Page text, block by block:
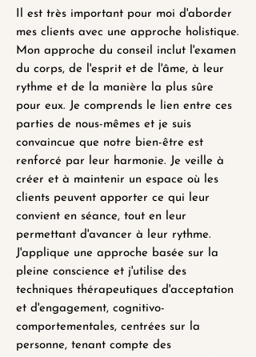
Il est très important pour moi d'aborder
mes clients avec une approche holistique.
Mon approche du conseil inclut l'examen
du corps, de l'esprit et de l'âme, à leur
rythme et de la manière la plus sûre
pour eux. Je comprends le lien entre ces
parties de nous-mêmes et je suis
convaincue que notre bien-être est
renforcé par leur harmonie. Je veille à
créer et à maintenir un espace où les
clients peuvent apporter ce qui leur
convient en séance, tout en leur
permettant d'avancer à leur rythme.
J'applique une approche basée sur la
pleine conscience et j'utilise des
techniques thérapeutiques d'acceptation
et d'engagement, cognitivo-
comportementales, centrées sur la
personne, tenant compte des